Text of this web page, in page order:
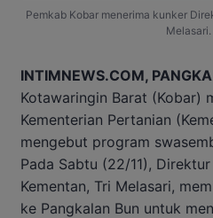
Pemkab Kobar menerima kunker
Melasari.
INTIMNEWS.COM,
Kotawaringin Barat (Kobar)
Kementerian Pertanian
mengebut program
Pada Sabtu (22/11),
Kementan, Tri Melasari,
ke Pangkalan Bun untuk